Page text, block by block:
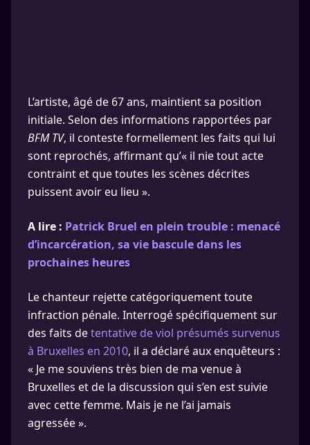
L’artiste, âgé de 67 ans, maintient sa position
initiale. Selon des informations rapportées par
BFM TV, il conteste formellement les faits qui lui
sont reprochés, affirmant qu’« il nie tout acte
contraint et que toutes les scènes décrites
puissent avoir eu lieu ».
A lire : Patrick Bruel en plein trouble : menacé
d’incarcération, sa vie bascule dans les
prochaines heures
Le chanteur rejette catégoriquement toute
infraction pénale. Interrogé spécifiquement sur
des faits detentative de viol présumés survenus
à Bruxelles en 2010, il a déclaré aux enquêteurs :
« Je me souviens très bien de ma venue à
Bruxelles et de la discussion qui s’en est suivie
avec cette femme. Mais je ne l’ai jamais
agressée ».